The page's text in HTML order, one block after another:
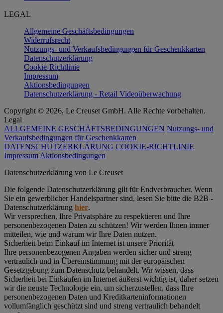
LEGAL
Allgemeine Geschäftsbedingungen
Widerrufsrecht
Nutzungs- und Verkaufsbedingungen für Geschenkkarten
Datenschutzerklärung
Cookie-Richtlinie
Impressum
Aktionsbedingungen
Datenschutzerklärung - Retail Videoüberwachung
Copyright © 2026, Le Creuset GmbH. Alle Rechte vorbehalten.
Legal
ALLGEMEINE GESCHÄFTSBEDINGUNGEN Nutzungs- und
Verkaufsbedingungen für Geschenkkarten
DATENSCHUTZERKLÄRUNG COOKIE-RICHTLINIE
Impressum Aktionsbedingungen
Datenschutz­erklärung von Le Creuset
Die folgende Datenschutzerklärung gilt für Endverbraucher. Wenn
Sie ein gewerblicher Handelspartner sind, lesen Sie bitte die B2B -
Datenschutzerklärung hier.
Wir versprechen, Ihre Privatsphäre zu respektieren und Ihre
personenbezogenen Daten zu schützen! Wir werden Ihnen immer
mitteilen, wie und warum wir Ihre Daten nutzen.
Sicherheit beim Einkauf im Internet ist unsere Priorität
Ihre personenbezogenen Angaben werden sicher und streng
vertraulich und in Übereinstimmung mit der europäischen
Gesetzgebung zum Datenschutz behandelt. Wir wissen, dass
Sicherheit bei Einkäufen im Internet äußerst wichtig ist, daher setzen
wir die neuste Technologie ein, um sicherzustellen, dass Ihre
personenbezogenen Daten und Kreditkarteninformationen
vollumfänglich geschützt sind und streng vertraulich behandelt